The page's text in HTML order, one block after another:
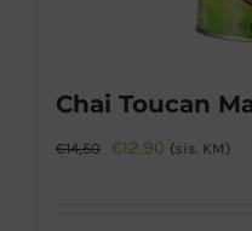
Chai Toucan
€14,50 Algne
€12,90 Praegune
(sis. KM)